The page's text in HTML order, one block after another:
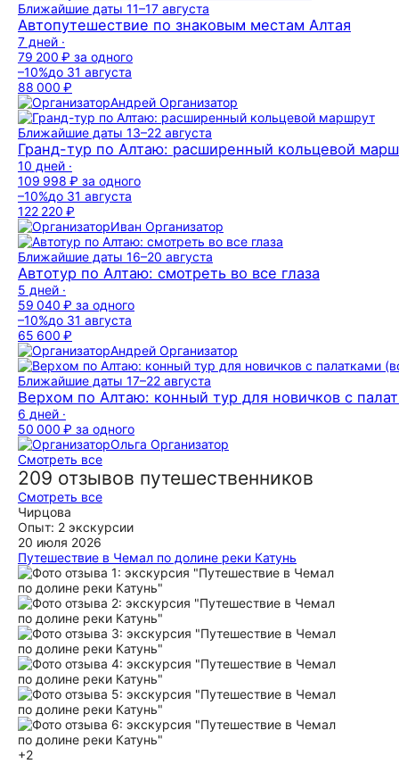
Ближайшие даты 11–17 августа
Автопутешествие по знаковым местам Алтая
7 дней ·
79 200 ₽ за одного
–10%до 31 августа
88 000 ₽
Андрей Организатор
Ближайшие даты 13–22 августа
Гранд-тур по Алтаю: расширенный кольцевой
10 дней ·
109 998 ₽ за одного
–10%до 31 августа
122 220 ₽
Иван Организатор
Ближайшие даты 16–20 августа
Автотур по Алтаю: смотреть во все глаза
5 дней ·
59 040 ₽ за одного
–10%до 31 августа
65 600 ₽
Андрей Организатор
Ближайшие даты 17–22 августа
Верхом по Алтаю: конный тур для новичков с
6 дней ·
50 000 ₽ за одного
Ольга Организатор
Смотреть все
209 отзывов путешественников
Смотреть все
Чирцова
Опыт: 2 экскурсии
20 июля 2026
Путешествие в Чемал по долине реки Катунь
Здравствуйте! Хочу от всей души поблагодарить за супер
путешествие по Алтайскому краю и республики Алтай! С
первых минут нашего путешествия было очень интересно,
познавательно и главное супер насыщенная программа:
Бирюксинский перевал, Галдинские пещеры с выходом на
смотровую площадку с обзором долины реки Катунь
между высокими монументальными горами, поездка на
моторной лодке через реку Катунь к Камышлинскому
водопаду, зубы дракона, этническая ярмарка. Мы даже
забыли про обед, но и здесь о нас позаботилась
экскурсовод Екатерина и предложила пообедать в
уникальном кафе с очень вкусной, разнообразной кухней.
Далее мы отказались от посещения острова Патмос и
+2